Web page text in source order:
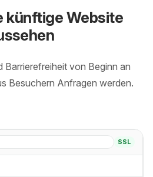
künftige Website
Barrierefreiheit von Beginn an
Besuchern Anfragen werden.
SSL